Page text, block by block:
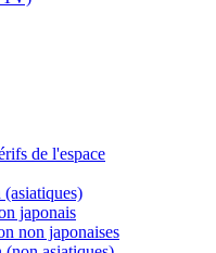
de l'espace
japonais
non japonaises